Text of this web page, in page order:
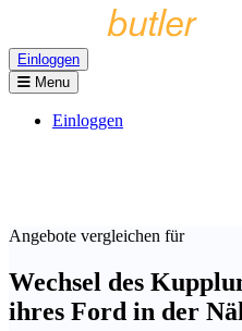
Einloggen
Menu
Einloggen
Angebote vergleichen für
Wechsel des
ihres Ford in der